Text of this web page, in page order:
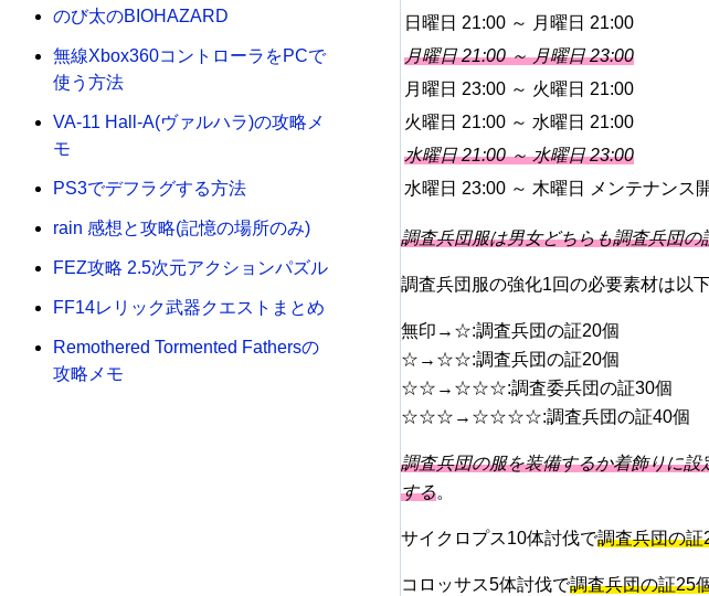
のび太のBIOHAZARD
無線Xbox360コントローラをPCで
使う方法
VA-11 Hall-A(ヴァルハラ)の攻略メ
モ
PS3でデフラグする方法
rain 感想と攻略(記憶の場所のみ)
FEZ攻略 2.5次元アクションパズル
FF14レリック武器クエストまとめ
Remothered Tormented Fathersの
攻略メモ
日曜日 21:00 ～ 月曜日 21:00
月曜日 21:00 ～ 月曜日 23:00
月曜日 23:00 ～ 火曜日 21:00
火曜日 21:00 ～ 水曜日 21:00
水曜日 21:00 ～ 水曜日 23:00
水曜日 23:00 ～ 木曜日 メンテナンス
調査兵団服は男女どちらも調査兵団の
調査兵団服の強化1回の必要素材は以下
無印→☆:調査兵団の証20個
☆→☆☆:調査兵団の証20個
☆☆→☆☆☆:調査委兵団の証30個
☆☆☆→☆☆☆☆:調査兵団の証40個
調査兵団の服を装備するか着飾りに
する。
サイクロプス10体討伐で調査兵団の証
コロッサス5体討伐で調査兵団の証25